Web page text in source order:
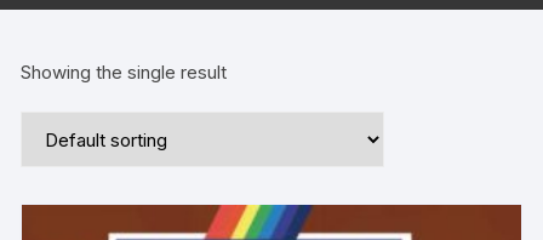
Showing the single result